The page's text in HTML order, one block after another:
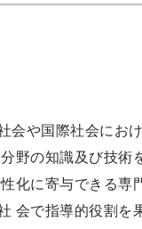
会や国際社会にお
野の知識及び技術
化に寄与できる専
会で指導的役割を